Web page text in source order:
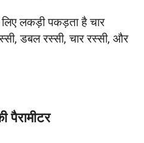
लकड़ी पकड़ता है चार
डबल रस्सी, चार रस्सी, और